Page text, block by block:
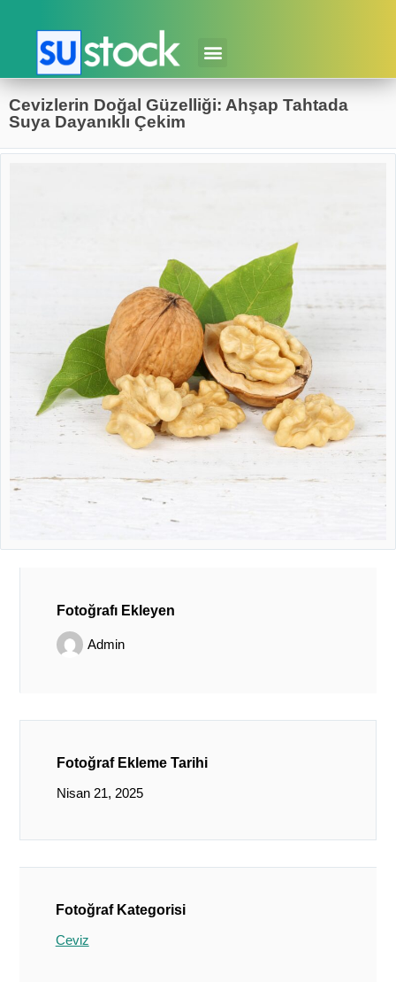
Cevizlerin Doğal Güzelliği: Ahşap Tahtada
Suya Dayanıklı Çekim
Fotoğrafı Ekleyen
Admin
Fotoğraf Ekleme Tarihi
Nisan 21, 2025
Fotoğraf Kategorisi
Ceviz